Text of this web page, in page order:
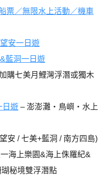
票／無限水上活動／機車
安一日遊
藍洞一日遊
購七美月鯉灣浮潛或獨木
日遊 – 澎澎灘・鳥嶼・水上
安 / 七美+藍洞 / 南方四島)
一海上樂園&海上侏羅紀&
秘境雙浮潛點